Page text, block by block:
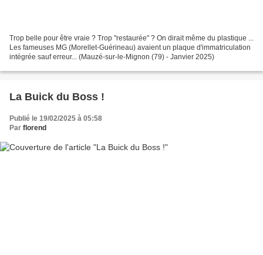
Trop belle pour être vraie ? Trop "restaurée" ? On dirait même du plastique ...
Les fameuses MG (Morellet-Guérineau) avaient un plaque d'immatriculation
intégrée sauf erreur... (Mauzé-sur-le-Mignon (79) - Janvier 2025)
La Buick du Boss !
Publié le 19/02/2025 à 05:58
Par florend